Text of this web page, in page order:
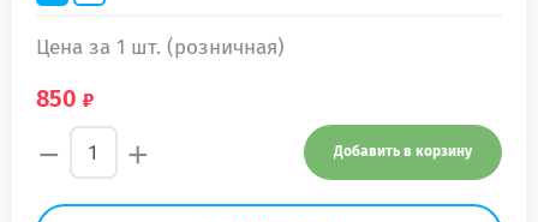
Цена за 1 шт. (розничная)
850
− + Добавить в корзину